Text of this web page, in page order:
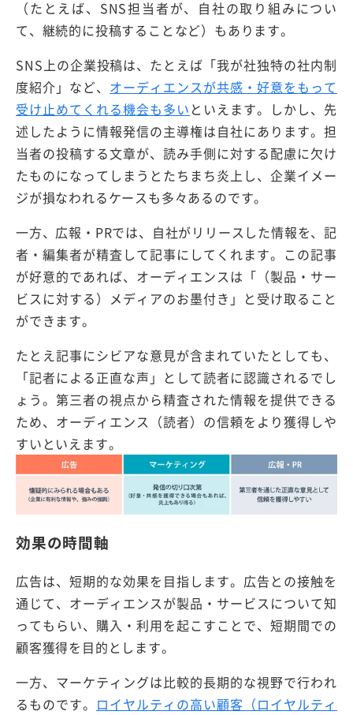
（たとえば、SNS担当者が、自社の取り組みについ
て、継続的に投稿することなど）もあります。
SNS上の企業投稿は、たとえば「我が社独特の社内制
度紹介」など、 オーディエンスが共感・好意をもって
受け止めてくれる機会も多い といえます。しかし、先
述したように情報発信の主導権は自社にあります。担
当者の投稿する文章が、読み手側に対する配慮に欠け
たものになってしまうとたちまち炎上し、企業イメー
ジが損なわれるケースも多々あるのです。
一方、広報・PRでは、自社がリリースした情報を、記
者・編集者が精査して記事にしてくれます。この記事
が好意的であれば、オーディエンスは「（製品・サー
ビスに対する）メディアのお墨付き」と受け取ること
ができます。
たとえ記事にシビアな意見が含まれていたとしても、
「記者による正直な声」として読者に認識されるでし
ょう。第三者の視点から精査された情報を提供できる
ため、オーディエンス（読者）の信頼をより獲得しや
すいといえます。
効果の時間軸
広告は、短期的な効果を目指します。広告との接触を
通じて、オーディエンスが製品・サービスについて知
ってもらい、購入・利用を起こすことで、短期間での
顧客獲得を目的とします。
一方、マーケティングは比較的長期的な視野で行われ
るものです。 ロイヤルティの高い顧客（ロイヤルティ